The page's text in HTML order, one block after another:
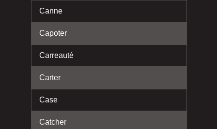
Canne
Capoter
Carreauté
Carter
Case
Catcher